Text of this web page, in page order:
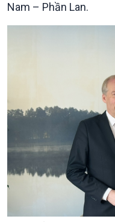
Tin Kinh tế
Nam – Phần Lan.